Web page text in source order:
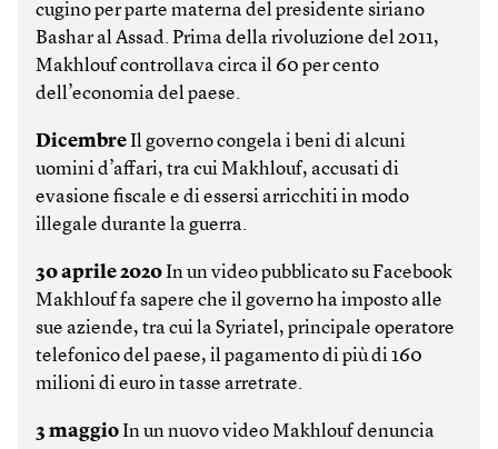
cugino per parte materna del presidente siriano
Bashar al Assad. Prima della rivoluzione del 2011,
Makhlouf controllava circa il 60 per cento
dell’economia del paese.
DicembreIl governo congela i beni di alcuni
uomini d’affari, tra cui Makhlouf, accusati di
evasione fiscale e di essersi arricchiti in modo
illegale durante la guerra.
30 aprile 2020In un video pubblicato su Facebook
Makhlouf fa sapere che il governo ha imposto alle
sue aziende, tra cui la Syriatel, principale operatore
telefonico del paese, il pagamento di più di 160
milioni di euro in tasse arretrate.
3 maggioIn un nuovo video Makhlouf denuncia